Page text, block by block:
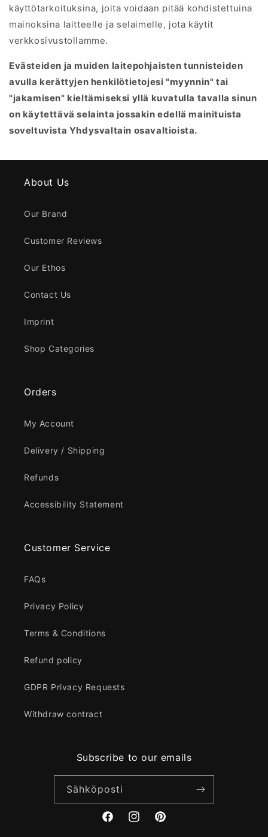
käyttötarkoituksina, joita voidaan pitää kohdistettuina
mainoksina laitteelle ja selaimelle, jota käytit
verkkosivustollamme.
Evästeiden ja muiden laitepohjaisten tunnisteiden
avulla kerättyjen henkilötietojesi "myynnin" tai
"jakamisen" kieltämiseksi yllä kuvatulla tavalla sinun
on käytettävä selainta jossakin edellä mainituista
soveltuvista Yhdysvaltain osavaltioista.
About Us
Our Brand
Customer Reviews
Our Ethos
Contact Us
Imprint
Shop Categories
Orders
My Account
Delivery / Shipping
Refunds
Accessibility Statement
Customer Service
FAQs
Privacy Policy
Terms & Conditions
Refund policy
GDPR Privacy Requests
Withdraw contract
Subscribe to our emails
Sähköposti
FacebookInstagramPinterest